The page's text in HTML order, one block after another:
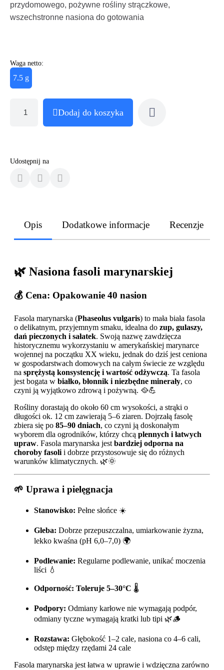
przydomowego, pożywne rośliny strączkowe,
wszechstronne nasiona do gotowania
Waga netto:
7.5 g
Dodaj do koszyka
Udostępnij na
Opis Dodatkowe informacje Recenzje
🌿 Nasiona fasoli marynarskiej
💰 Cena: Opakowanie 40 nasion
Fasola marynarska (Phaseolus vulgaris) to mała biała fasola
o delikatnym, przyjemnym smaku, idealna do zup, gulaszy,
dań pieczonych i sałatek. Swoją nazwę zawdzięcza
historycznemu wykorzystaniu w amerykańskiej marynarce
wojennej na początku XX wieku, jednak do dziś jest ceniona
w gospodarstwach domowych na całym świecie ze względu
na sprężystą konsystencję i wartość odżywczą. Ta fasola
jest bogata w białko, błonnik i niezbędne minerały, co
czyni ją wyjątkowo zdrową i pożywną. 🥘💪
Rośliny dorastają do około 60 cm wysokości, a strąki o
długości ok. 12 cm zawierają 5–6 ziaren. Dojrzałą fasolę
zbiera się po 85–90 dniach, co czyni ją doskonałym
wyborem dla ogrodników, którzy chcą plennych i łatwych
upraw. Fasola marynarska jest bardziej odporna na
choroby fasoli i dobrze przystosowuje się do różnych
warunków klimatycznych. 🌿🌞
🌱 Uprawa i pielęgnacja
Stanowisko: Pełne słońce ☀️
Gleba: Dobrze przepuszczalna, umiarkowanie żyzna,
lekko kwaśna (pH 6,0–7,0) 🌍
Podlewanie: Regularne podlewanie, unikać moczenia
liści 💧
Odporność: Toleruje 5–30°C 🌡️
Podpory: Odmiany karłowe nie wymagają podpór,
odmiany tyczne wymagają kratki lub tipi 🌿🪵
Rozstawa: Głębokość 1–2 cale, nasiona co 4–6 cali,
odstęp między rzędami 24 cale
Fasola marynarska jest łatwa w uprawie i wdzięczna zarówno